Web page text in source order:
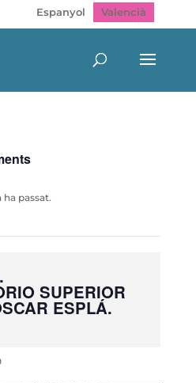
Espanyol Valencià
passat.
SUPERIOR
ESPLÁ.